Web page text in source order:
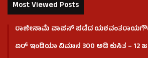
Most Viewed Posts
ರಾಜೀನಾಮೆ ವಾಪಸ್ ಪಡೆದ
ಏರ್ ಇಂಡಿಯಾ ವಿಮಾನ 300 ಅಡಿ ಕುಸಿತ – 12